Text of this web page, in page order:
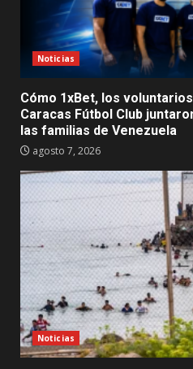
Noticias
Cómo 1xBet, los
Caracas Fútbol Club
las familias de Venezuela
agosto 7, 2026
Noticias